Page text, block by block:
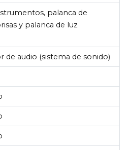
palanca de
y palanca de luz
de audio (sistema de sonido)